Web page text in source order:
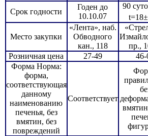
Срок годности
Годен до
10.10.07
90
Место закупки
«Лента», наб.
Обводного
кан., 118
пр.,
Розничная цена
27-49 46-
Форма Норма:
форма,
соответствующая
данному
наименованию
печенья, без
вмятин, без
повреждений
Соответствует